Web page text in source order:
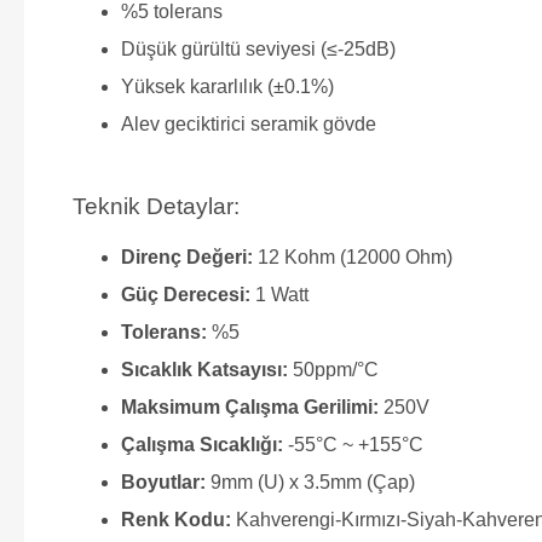
%5 tolerans
Düşük gürültü seviyesi (≤-25dB)
Yüksek kararlılık (±0.1%)
Alev geciktirici seramik gövde
Teknik Detaylar:
Direnç Değeri: 12 Kohm (12000 Ohm)
Güç Derecesi: 1 Watt
Tolerans: %5
Sıcaklık Katsayısı: 50ppm/°C
Maksimum Çalışma Gerilimi: 250V
Çalışma Sıcaklığı: -55°C ~ +155°C
Boyutlar: 9mm (U) x 3.5mm (Çap)
Renk Kodu: Kahverengi-Kırmızı-Siyah-